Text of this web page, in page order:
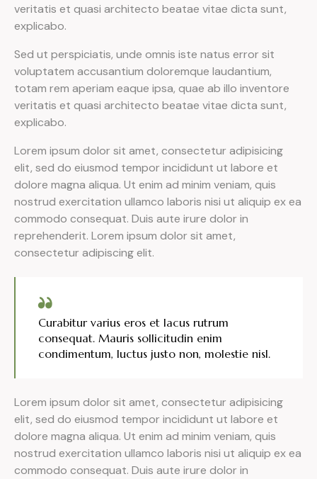
veritatis et quasi architecto beatae vitae dicta sunt,
explicabo.
Sed ut perspiciatis, unde omnis iste natus error sit
voluptatem accusantium doloremque laudantium,
totam rem aperiam eaque ipsa, quae ab illo inventore
veritatis et quasi architecto beatae vitae dicta sunt,
explicabo.
Lorem ipsum dolor sit amet, consectetur adipisicing
elit, sed do eiusmod tempor incididunt ut labore et
dolore magna aliqua. Ut enim ad minim veniam, quis
nostrud exercitation ullamco laboris nisi ut aliquip ex ea
commodo consequat. Duis aute irure dolor in
reprehenderit. Lorem ipsum dolor sit amet,
consectetur adipiscing elit.
Curabitur varius eros et lacus rutrum
consequat. Mauris sollicitudin enim
condimentum, luctus justo non, molestie nisl.
Lorem ipsum dolor sit amet, consectetur adipisicing
elit, sed do eiusmod tempor incididunt ut labore et
dolore magna aliqua. Ut enim ad minim veniam, quis
nostrud exercitation ullamco laboris nisi ut aliquip ex ea
commodo consequat. Duis aute irure dolor in